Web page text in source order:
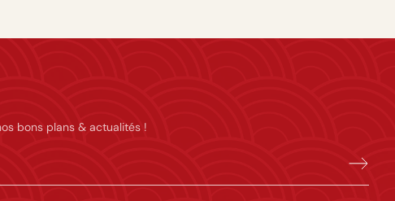
bons plans & actualités !